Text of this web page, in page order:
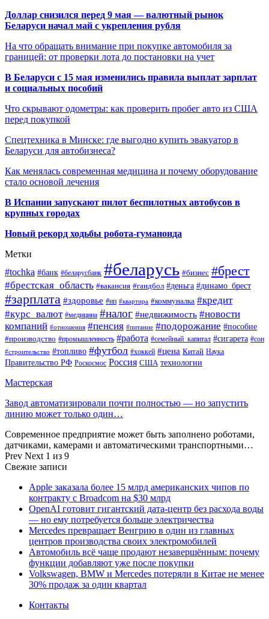
Доллар снизился перед 9 мая — валютный рынок
Беларуси начал май с укрепления рубля
На что обращать внимание при покупке автомобиля за
границей: от проверки лота до постановки на учет
В Беларуси с 15 мая изменились правила выплат зарплат
и социальных пособий
Что скрывают одометры: как проверить пробег авто из США
перед покупкой
Спецтехника в Минске: где выгодно купить эвакуатор в
Беларуси для автобизнеса?
Как менялась современная медицина и почему оборудование
стало основой лечения
В Испании запускают пилот беспилотных автобусов в
крупных городах
Новый рекорд ходьбы робота-гуманоида
Метки
#tochka #банк #беларусбанк #беларусь #бизнес #брест
#брестская_область #вакансия #гандбол #деньга #динамо_брест
#зарплата #здоровье #ип #квартира #коммуналка #кредит
#курс_валют #медицина #налог #недвижимость #новости
компаний #отношения #пенсия #питание #подорожание #пособие
#производство #промышленность #работа #семейный_капитал #сигарета #сон
#строительство #топливо #футбол #хоккей #цена Китай Наука
Правительство РФ Роскосмос Россия США технологии
Мастерская
Завод автоматизировали почти полностью — но запустить
линию может только один…
Современное предприятие может быть заполнено роботами,
датчиками, камерами и автоматическими транспортными…
Prev Next 1 из 9
Свежие записи
Apple заказала более 15 млрд американских чипов по
контракту с Broadcom на $30 млрд
OpenAI готовит гигантский дата-центр без расхода воды
— но ему потребуется больше электричества
Mercedes превращает Венгрию в один из главных
центров производства своих электромобилей
Автомобиль всё чаще продают незавершённым: почему
функции добавляют уже после покупки
Volkswagen, BMW и Mercedes потеряли в Китае не менее
30% продаж за один квартал
Контакты